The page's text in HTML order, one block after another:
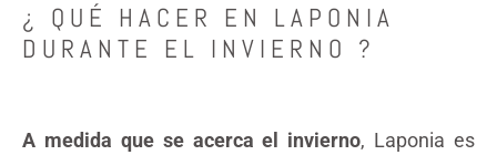
¿ QUÉ HACER EN LAPONIA
DURANTE EL INVIERNO ?
A medida que se acerca el invierno, Laponia es